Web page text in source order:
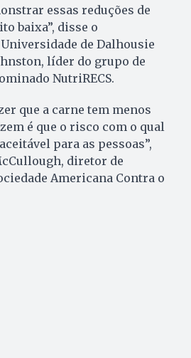
essas reduções de
baixa”, disse o
de Dalhousie
líder do grupo de
NutriRECS.
que a carne tem menos
é que o risco com o qual
para as pessoas”,
diretor de
Americana Contra o